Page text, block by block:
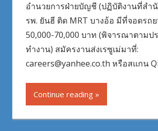
อำนวยการฝ่ายบัญชี (ปฏิบัติงานที่สำ
รพ. ยันฮี ติด MRT บางอ้อ มีที่จอดรถย
50,000-70,000 บาท (พิจารณาตาม
ทำงาน) สมัครงานส่งเรซูเม่มาที่:
careers@yanhee.co.th หรือสแกน
Continue reading